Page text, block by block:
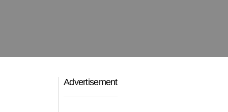
Advertisement